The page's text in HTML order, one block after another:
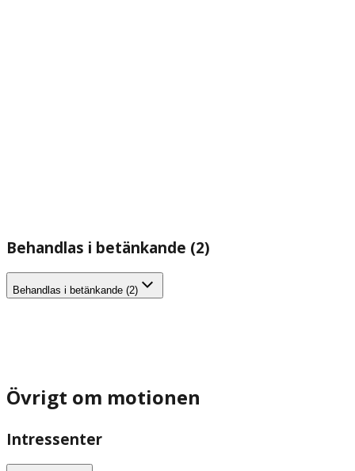
Behandlas i betänkande (2)
Behandlas i betänkande (2)
Övrigt om motionen
Intressenter